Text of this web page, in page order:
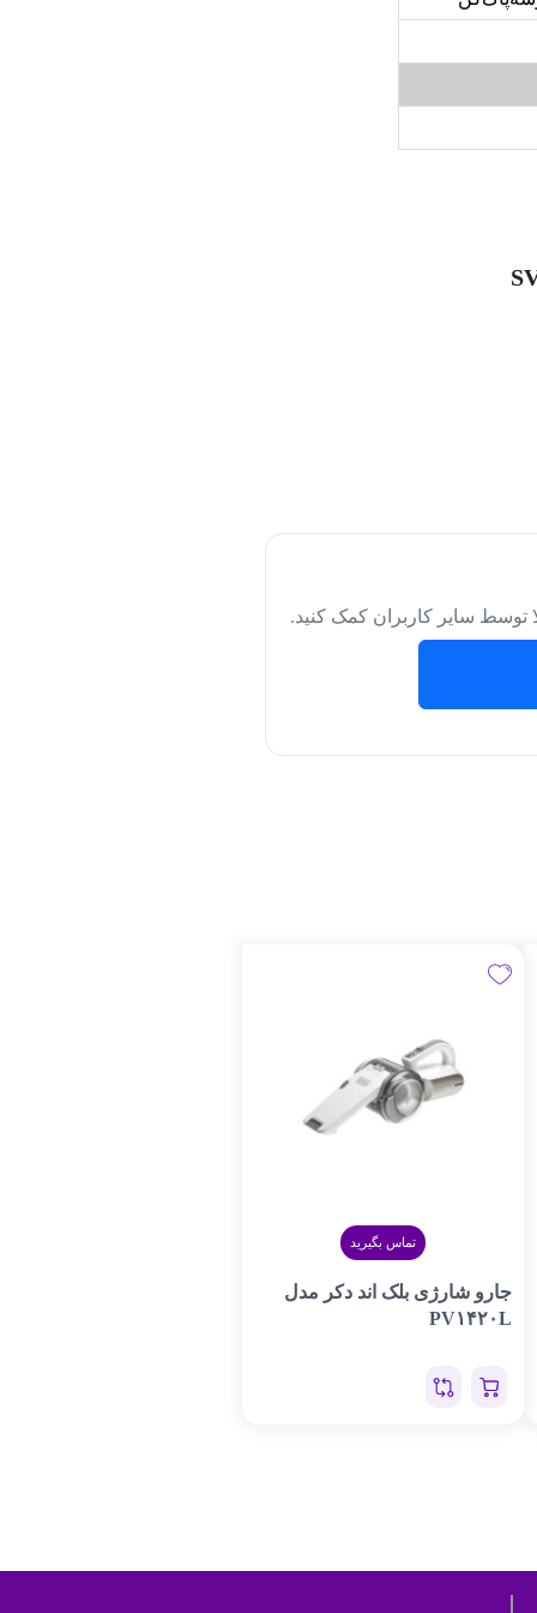
توسط سایر کاربران کمک کنید.
تماس بگیرید
جارو شارژی بلک اند دکر مدل
PV۱۴۲۰L